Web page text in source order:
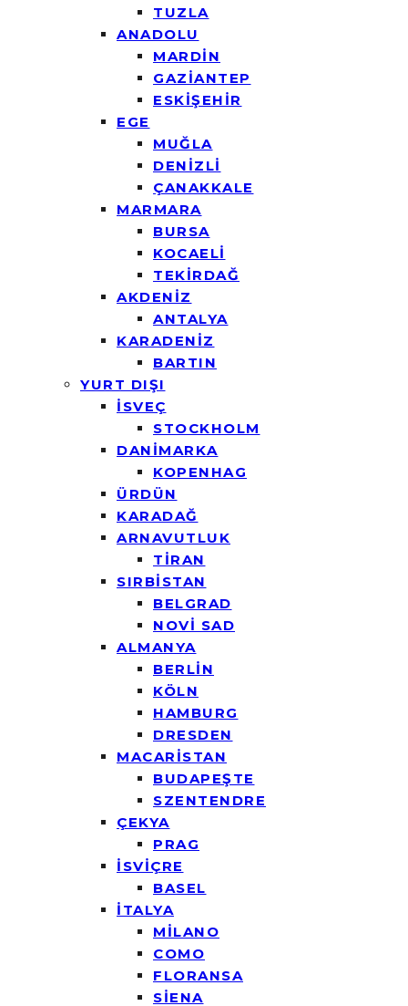
TUZLA
ANADOLU
MARDİN
GAZİANTEP
ESKİŞEHİR
EGE
MUĞLA
DENİZLİ
ÇANAKKALE
MARMARA
BURSA
KOCAELİ
TEKİRDAĞ
AKDENİZ
ANTALYA
KARADENİZ
BARTIN
YURT DIŞI
İSVEÇ
STOCKHOLM
DANİMARKA
KOPENHAG
ÜRDÜN
KARADAĞ
ARNAVUTLUK
TİRAN
SIRBİSTAN
BELGRAD
NOVİ SAD
ALMANYA
BERLİN
KÖLN
HAMBURG
DRESDEN
MACARİSTAN
BUDAPEŞTE
SZENTENDRE
ÇEKYA
PRAG
İSVİÇRE
BASEL
İTALYA
MİLANO
COMO
FLORANSA
SİENA